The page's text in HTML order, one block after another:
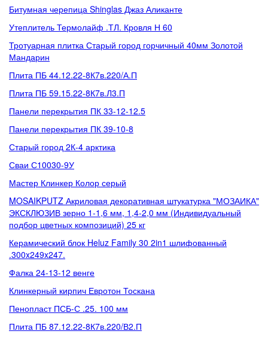
Битумная черепица Shinglas Джаз Аликанте
Утеплитель Термолайф .ТЛ. Кровля Н 60
Тротуарная плитка Старый город горчичный 40мм Золотой
Мандарин
Плита ПБ 44.12.22-8К7в.220/А.П
Плита ПБ 59.15.22-8К7в.Л3.П
Панели перекрытия ПК 33-12-12.5
Панели перекрытия ПК 39-10-8
Старый город 2К-4 арктика
Сваи С10030-9У
Мастер Клинкер Колор серый
MOSAIKPUTZ Акриловая декоративная штукатурка "МОЗАИКА"
ЭКСКЛЮЗИВ зерно 1-1,6 мм, 1,4-2,0 мм (Индивидуальный
подбор цветных композиций) 25 кг
Керамический блок Heluz Family 30 2in1 шлифованный
.300x249x247.
Фалка 24-13-12 венге
Клинкерный кирпич Евротон Тоскана
Пенопласт ПСБ-С .25. 100 мм
Плита ПБ 87.12.22-8К7в.220/В2.П